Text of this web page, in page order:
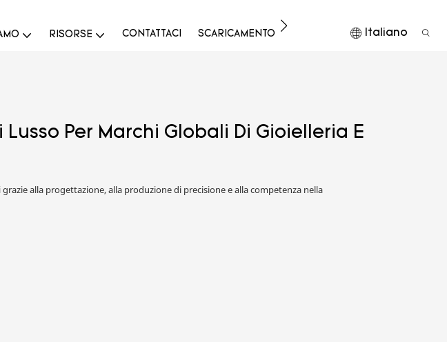
RISORSE CONTATTACI SCARICAMENTO Italiano
Per Marchi Globali Di Gioielleria E
alla progettazione, alla produzione di precisione e alla competenza nella